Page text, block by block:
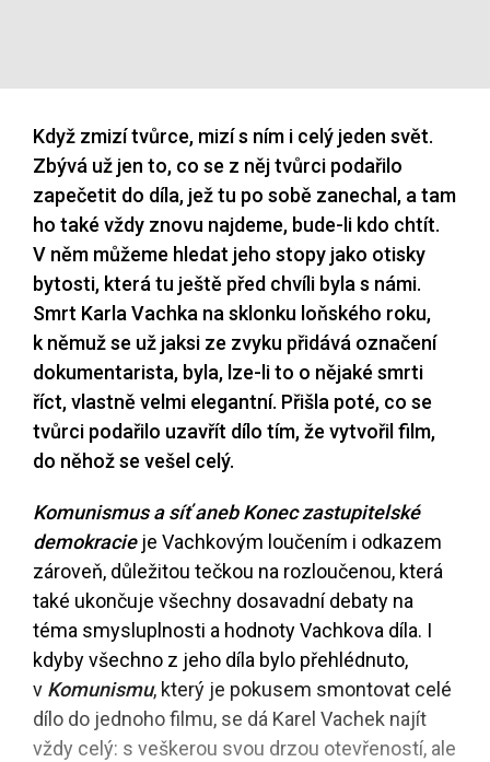
Když zmizí tvůrce, mizí s ním i celý jeden svět.
Zbývá už jen to, co se z něj tvůrci podařilo
zapečetit do díla, jež tu po sobě zanechal, a tam
ho také vždy znovu najdeme, bude-li kdo chtít.
V něm můžeme hledat jeho stopy jako otisky
bytosti, která tu ještě před chvíli byla s námi.
Smrt Karla Vachka na sklonku loňského roku,
k němuž se už jaksi ze zvyku přidává označení
dokumentarista, byla, lze-li to o nějaké smrti
říct, vlastně velmi elegantní. Přišla poté, co se
tvůrci podařilo uzavřít dílo tím, že vytvořil film,
do něhož se vešel celý.
Komunismus a síť aneb Konec zastupitelské
demokracieje Vachkovým loučením i odkazem
zároveň, důležitou tečkou na rozloučenou, která
také ukončuje všechny dosavadní debaty na
téma smysluplnosti a hodnoty Vachkova díla. I
kdyby všechno z jeho díla bylo přehlédnuto,
v Komunismu, který je pokusem smontovat celé
dílo do jednoho filmu, se dá Karel Vachek najít
vždy celý: s veškerou svou drzou otevřeností, ale